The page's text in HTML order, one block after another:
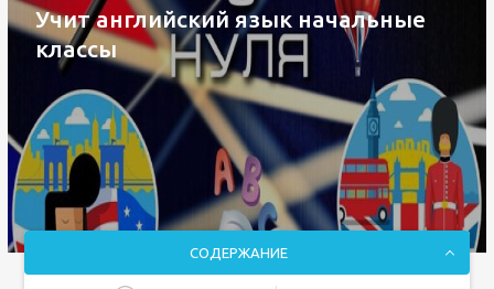
Учит английский язык начальные
классы
СОДЕРЖАНИЕ